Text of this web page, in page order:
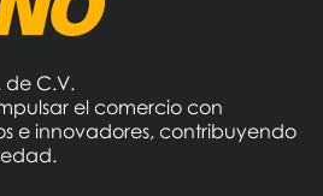
de C.V.
el comercio con
e innovadores, contribuyendo